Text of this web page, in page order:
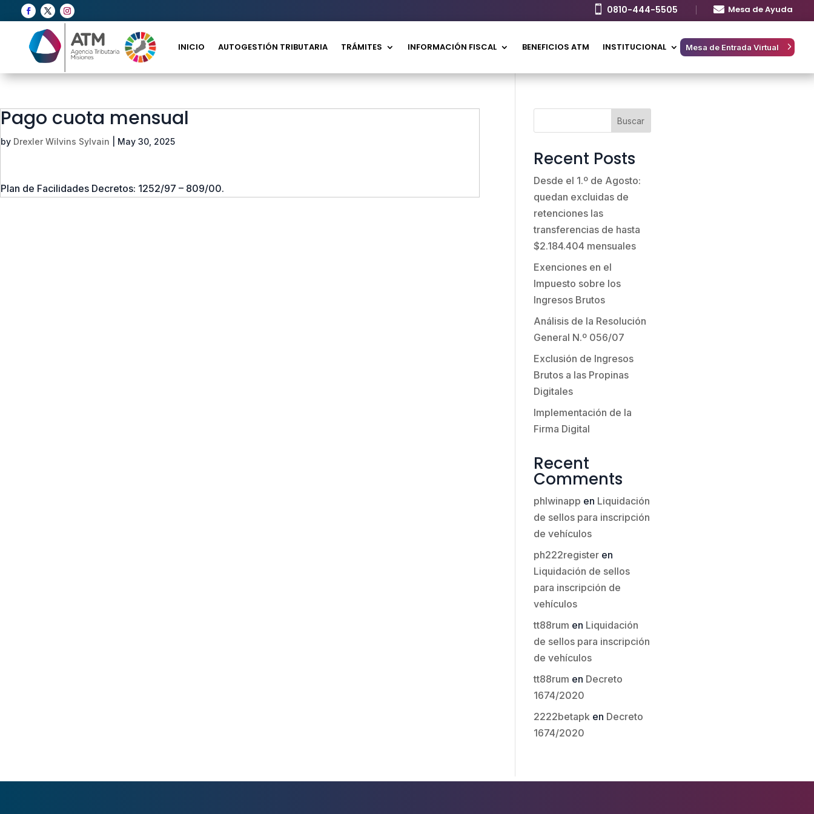
 0810-444-5505  Mesa de Ayuda
INICIO AUTOGESTIÓN TRIBUTARIA TRÁMITES INFORMACIÓN FISCAL BENEFICIOS ATM INSTITUCIONAL Mesa de Entrada Virtual
Pago cuota mensual
by Drexler Wilvins Sylvain May 30, 2025
Plan de Facilidades Decretos: 1252/97 – 809/00.
Buscar
Recent Posts
Desde el 1.º de Agosto:
quedan excluidas de
retenciones las
transferencias de hasta
$2.184.404 mensuales
Exenciones en el
Impuesto sobre los
Ingresos Brutos
Análisis de la Resolución
General N.º 056/07
Exclusión de Ingresos
Brutos a las Propinas
Digitales
Implementación de la
Firma Digital
Recent
Comments
phlwinapp en Liquidación
de sellos para inscripción
de vehículos
ph222registeren
Liquidación de sellos
para inscripción de
vehículos
tt88rum en Liquidación
de sellos para inscripción
de vehículos
tt88rum en Decreto
1674/2020
2222betapken Decreto
1674/2020